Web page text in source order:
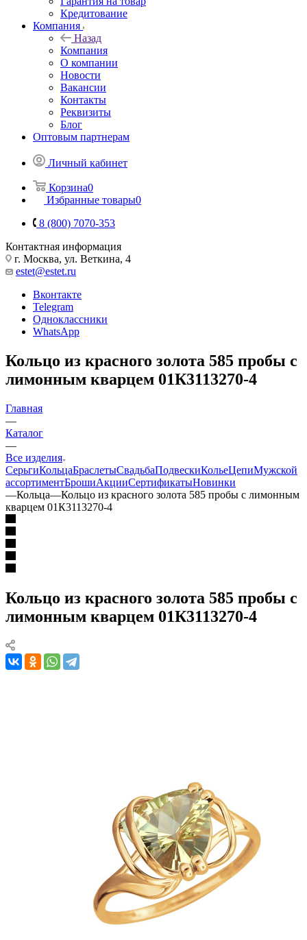
Кредитование
Компания
Назад
Компания
О компании
Новости
Вакансии
Контакты
Реквизиты
Блог
Оптовым партнерам
Личный кабинет
Корзина0
Избранные товары0
8 (800) 7070-353
Контактная информация
г. Москва, ул. Веткина, 4
estet@estet.ru
Вконтакте
Telegram
Одноклассники
WhatsApp
Кольцо из красного золота 585 пробы с
лимонным кварцем 01К3113270-4
Главная
—
Каталог
—
Все изделия
СерьгиКольцаБраслетыСвадьбаПодвескиКольеЦепиМужской
ассортиментБрошиАкцииСертификатыНовинки
—Кольца—Кольцо из красного золота 585 пробы с лимонным
кварцем 01К3113270-4
Кольцо из красного золота 585 пробы с
лимонным кварцем 01К3113270-4